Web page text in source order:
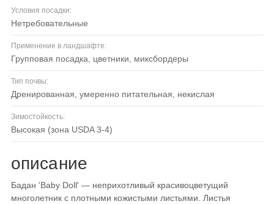
Условия посадки:
нетребовательные
Применение в ландшафте:
групповая посадка, цветники, миксбордеры
Тип почвы:
дренированная, умеренно питательная, некислая
Зимостойкость:
высокая (зона USDA 3-4)
описание
Бадан 'Baby Doll' — неприхотливый красивоцветущий
многолетник с плотными кожистыми листьями. Листья